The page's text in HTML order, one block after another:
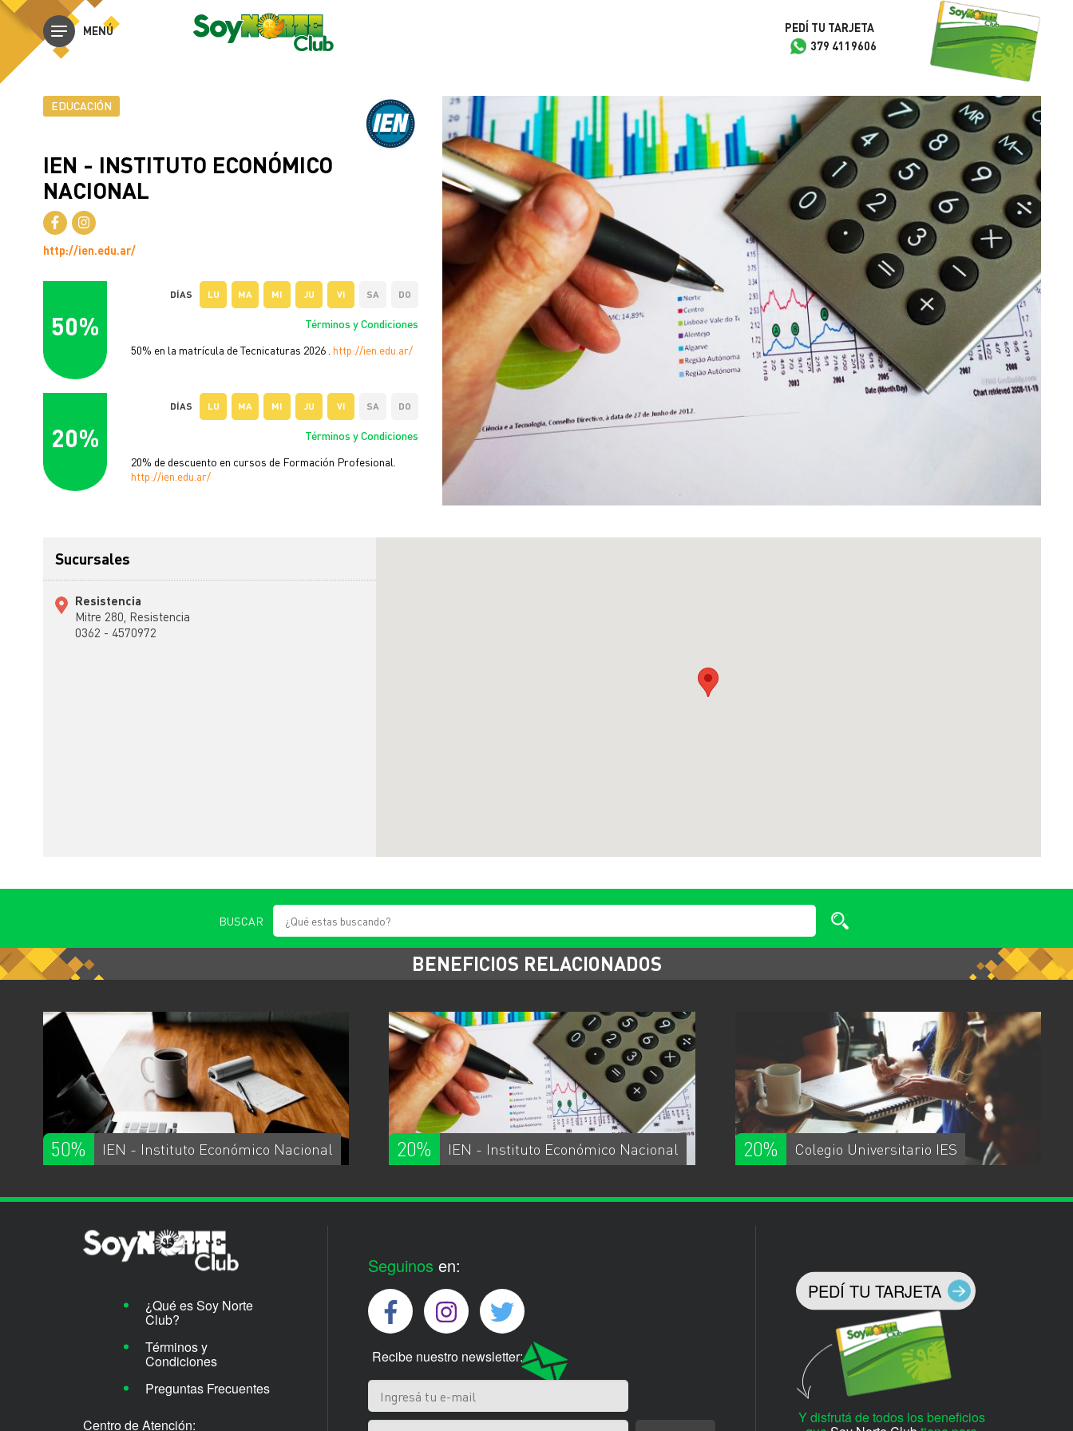
MENÚ
PEDÍ TU TARJETA
379 4119606
EDUCACIÓN
IEN - INSTITUTO ECONÓMICO
NACIONAL
http://ien.edu.ar/
50%
DÍAS LU MA MI JU VI SA DO
Términos y Condiciones
50% en la matrícula de Tecnicaturas 2026 . http://ien.edu.ar/
20%
DÍAS LU MA MI JU VI SA DO
Términos y Condiciones
20% de descuento en cursos de Formación Profesional.
http://ien.edu.ar/
Sucursales
Resistencia
Mitre 280, Resistencia
0362 - 4570972
BUSCAR
BENEFICIOS RELACIONADOS
50% IEN - Instituto Económico Nacional 20% IEN - Instituto Económico Nacional 20% Colegio Universitario IES
¿Qué es Soy Norte
Club?
Términos y
Condiciones
Preguntas Frecuentes
Centro de Atención:
Seguinos en:
Recibe nuestro newsletter:
PEDÍ TU TARJETA
Y disfrutá de todos los beneficios